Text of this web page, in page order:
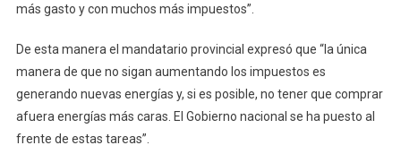
más gasto y con muchos más impuestos”.
De esta manera el mandatario provincial expresó que “la única
manera de que no sigan aumentando los impuestos es
generando nuevas energías y, si es posible, no tener que comprar
afuera energías más caras. El Gobierno nacional se ha puesto al
frente de estas tareas”.